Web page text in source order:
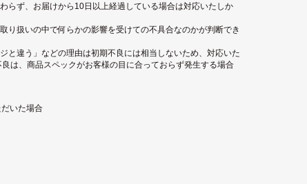
らず、お届けから10日以上経過している場合は対応いたしか
り扱いの中で何らかの影響を受けての不具合なのかが判断でき
と違う」などの理由は初期不良には相当しないため、対応いた
は、商品スペックがお客様の目に合っておらず発生する場合
いた場合